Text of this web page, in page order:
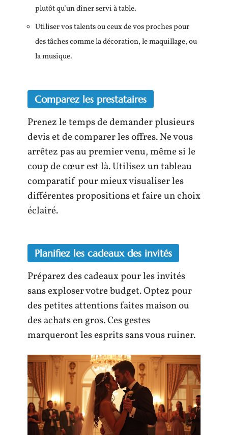
plutôt qu’un dîner servi à table.
Utiliser vos talents ou ceux de vos proches pour
des tâches comme la décoration, le maquillage, ou
la musique.
Comparez les prestataires
Prenez le temps de demander plusieurs
devis et de comparer les offres. Ne vous
arrêtez pas au premier venu, même si le
coup de cœur est là. Utilisez un tableau
comparatif pour mieux visualiser les
différentes propositions et faire un choix
éclairé.
Planifiez les cadeaux des invités
Préparez des cadeaux pour les invités
sans exploser votre budget. Optez pour
des petites attentions faites maison ou
des achats en gros. Ces gestes
marqueront les esprits sans vous ruiner.